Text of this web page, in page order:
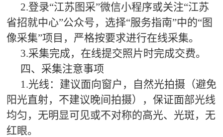
2.登录“江苏图采”微信小程序或关注“江苏
省招就中心”公众号，选择“服务指南”中的“图
像采集”项目，严格按要求进行在线采集。
3.采集完成，在线提交照片时完成交费。
四、采集注意事项
1.光线：建议面向窗户，自然光拍摄（避免
阳光直射，不建议晚间拍摄），保证面部光线
均匀，无明显可见或不对称的高光、光斑，无
红眼。